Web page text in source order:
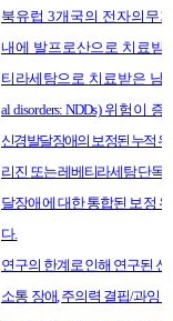
북유럽 3개국의 전자의무
내에 발프로산으로 치료받
티라세탐으로 치료받은 남
al disorders: NDDs) 위험이 증
신경발달장애의 보정된 누적
리진 또는 레베티라세탐 단독
달장애에 대한 통합된 보정
다.
연구의 한계로 인해 연구된
소통 장애,주의력 결핍/과잉